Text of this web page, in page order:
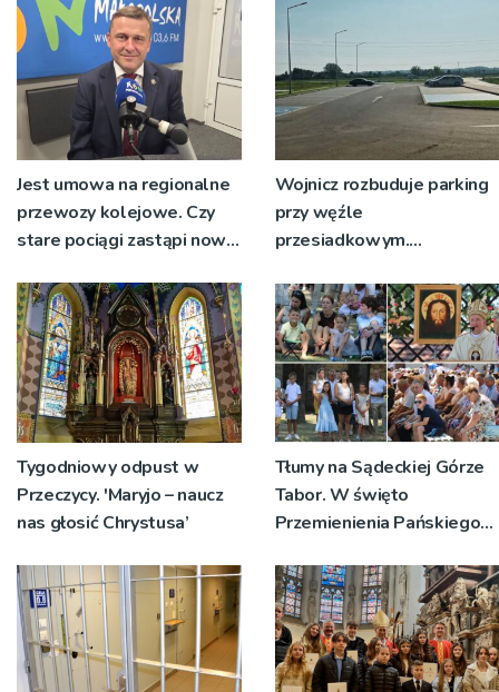
nie zostanie podpisana
Jest umowa na regionalne
przewozy kolejowe. Czy
stare pociągi zastąpi nowy
Wojnicz rozbuduje parking
przy węźle
przesiadkowym.
miejsc
Tygodniowy odpust w
Przeczycy. 'Maryjo – naucz
nas głosić Chrystusa’
Tłumy na Sądeckiej Górze
Tabor. W święto
Przemienienia Pańskiego
znaczeniu Sakramentów
[ZDJĘCIA]